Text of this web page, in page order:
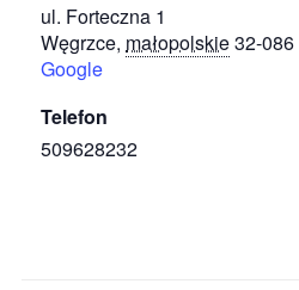
ul. Forteczna 1
Węgrzce, małopolskie32-086
Google
Telefon
509628232